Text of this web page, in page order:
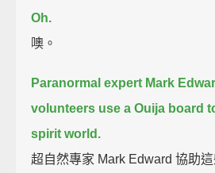
Oh.
噢。
Paranormal expert Mark
volunteers use a Ouija board
spirit world.
超自然專家 Mark Edward 協助